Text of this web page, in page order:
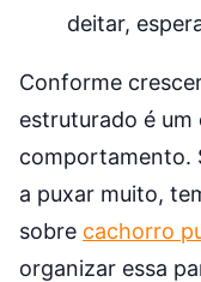
deitar,
Conforme
estruturado é um
comportamento.
a puxar muito,
sobre cachorro
organizar essa